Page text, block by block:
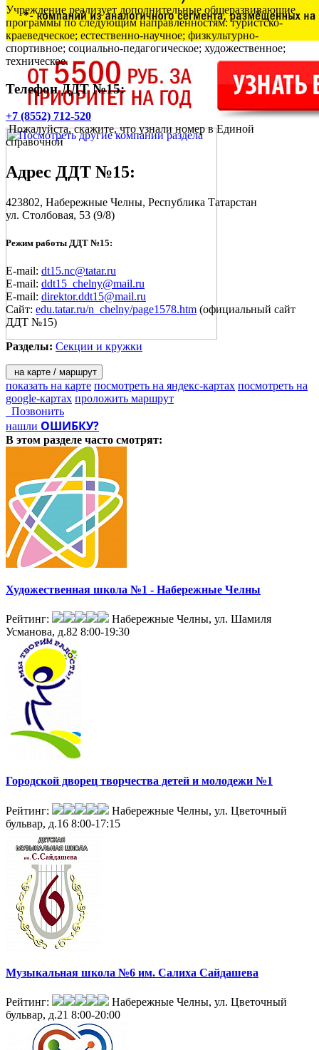
Учреждение реализует дополнительные общеразвивающие
программы по следующим направленностям: туристско-
краеведческое; естественно-научное; физкультурно-
спортивное; социально-педагогическое; художественное;
техническое.
Телефон ДДТ №15:
+7 (8552) 712-520
Пожалуйста, скажите, что узнали номер в Единой
справочной
Адрес ДДТ №15:
423802, Набережные Челны, Республика Татарстан
ул. Столбовая, 53 (9/8)
Режим работы ДДТ №15:
E-mail: dt15.nc@tatar.ru
E-mail: ddt15_chelny@mail.ru
E-mail: direktor.ddt15@mail.ru
Сайт: edu.tatar.ru/n_chelny/page1578.htm (официальный сайт
ДДТ №15)
Разделы: Секции и кружки
на карте / маршрут
показать на карте посмотреть на яндекс-картах посмотреть на
google-картах проложить маршрут
Позвонить
нашли ОШИБКУ?
В этом разделе часто смотрят:
Художественная школа №1 - Набережные Челны
Рейтинг:
Набережные Челны, ул. Шамиля
Усманова, д.82 8:00-19:30
Городской дворец творчества детей и молодежи №1
Рейтинг:
Набережные Челны, ул. Цветочный
бульвар, д.16 8:00-17:15
Музыкальная школа №6 им. Салиха Сайдашева
Рейтинг:
Набережные Челны, ул. Цветочный
бульвар, д.21 8:00-20:00